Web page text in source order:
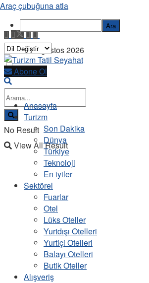
Cuma, 7 Ağustos 2026
No Result
View All Result
Abone Ol
Anasayfa
Turizm
Son Dakika
Dünya
Türkiye
Teknoloji
En iyiler
Sektörel
Fuarlar
Otel
Lüks Oteller
Yurtdışı Otelleri
Yurtiçi Otelleri
Balayı Otelleri
Butik Oteller
Alışveriş
Araç çubuğuna atla
Ara